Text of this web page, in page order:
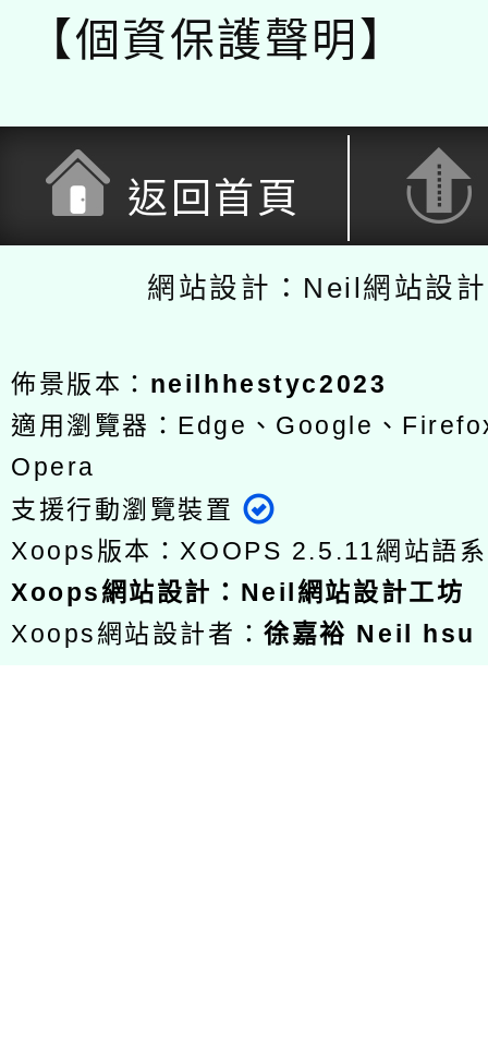
【個資保護聲明】
返回首頁
網站設計：Neil網站設
佈景版本： neilhhestyc2023
適用瀏覽器：Edge、Google、
Opera
支援行動瀏覽裝置
Xoops版本：XOOPS 2.5.11網站語
Xoops網站設計 ： Neil網站設計工坊
Xoops網站設計者：徐嘉裕 Neil hsu